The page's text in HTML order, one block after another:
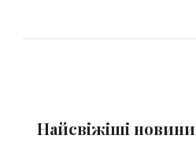
Найсвіжіші новини